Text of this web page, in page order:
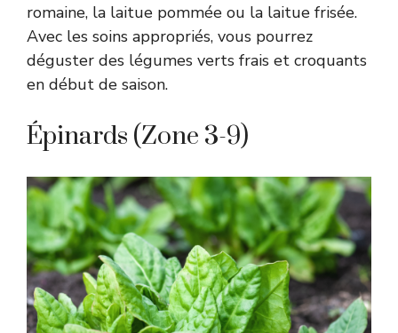
romaine, la laitue pommée ou la laitue frisée.
Avec les soins appropriés, vous pourrez
déguster des légumes verts frais et croquants
en début de saison.
Épinards (Zone 3-9)